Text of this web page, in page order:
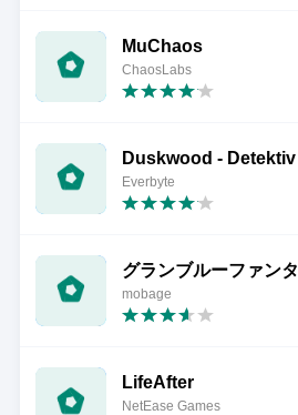
MuChaos
ChaosLabs
Duskwood -
Everbyte
グランブルーファン
mobage
LifeAfter
NetEase Games